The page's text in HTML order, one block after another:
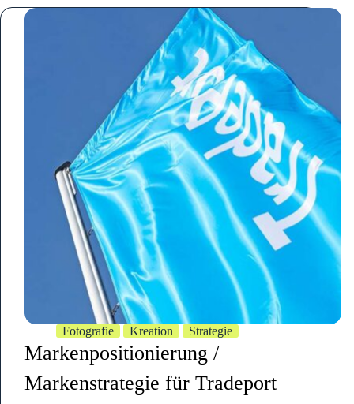
Fotografie Kreation Strategie
Markenpositionierung /
Markenstrategie für Tradeport